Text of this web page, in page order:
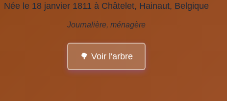
Née le 18 janvier 1811 à Châtelet, Hainaut, Belgique
Journalière, ménagère
🌳 Voir l'arbre